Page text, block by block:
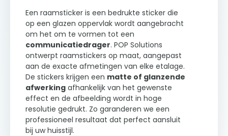
de afmetingen van elke drager
door gekwalificeerde partners
Snelle respons bij zowel kleine als
grote oplagen: van één enkel
exemplaar tot een landelijke uitrol op
meerdere locaties
Een raamsticker is een bedrukte sticker die
op een glazen oppervlak wordt aangebracht
om het om te vormen tot een
communicatiedrager. POP Solutions
ontwerpt raamstickers op maat, aangepast
aan de exacte afmetingen van elke etalage.
De stickers krijgen een matte of glanzende
afwerking afhankelijk van het gewenste
effect en de afbeelding wordt in hoge
resolutie gedrukt. Zo garanderen we een
professioneel resultaat dat perfect aansluit
bij uw huisstijl.